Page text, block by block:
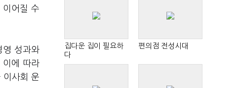
이어질 수
영 성과와
이에 따라
이사회 운
집다운 집이 필요하
다
편의점 전성시대